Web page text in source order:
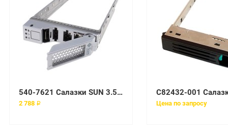
540-7621 Салазки SUN 3.5 FC HARD DRIVE TRAY CADDY STORAGETEK 2501 2510 2530 2540
2 788 ₽ Цена по запросу